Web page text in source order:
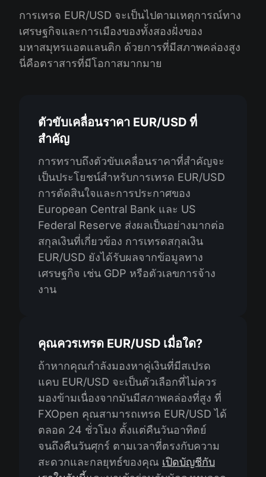
การเทรด EUR/USD จะเป็นไปตามเหตุการณ์ทาง
เศรษฐกิจและการเมืองของทั้งสองฝั่งของ
มหาสมุทรแอตแลนติก ด้วยการที่มีสภาพคล่องสูง
นี่คือตราสารที่มีโอกาสมากมาย
ตัวขับเคลื่อนราคา EUR/USD ที่
สำคัญ
การทราบถึงตัวขับเคลื่อนราคาที่สำคัญจะ
เป็นประโยชน์สำหรับการเทรด EUR/USD
การตัดสินใจและการประกาศของ
European Central Bank และ US
Federal Reserve ส่งผลเป็นอย่างมากต่อ
สกุลเงินที่เกี่ยวข้อง การเทรดสกุลเงิน
EUR/USD ยังได้รับผลจากข้อมูลทาง
เศรษฐกิจ เช่น GDP หรือตัวเลขการจ้าง
งาน
คุณควรเทรด EUR/USD เมื่อใด?
ถ้าหากคุณกำลังมองหาคู่เงินที่มีสเปรด
แคบ EUR/USD จะเป็นตัวเลือกที่ไม่ควร
มองข้ามเนื่องจากมันมีสภาพคล่องที่สูง ที่
FXOpen คุณสามารถเทรด EUR/USD ได้
ตลอด 24 ชั่วโมง ตั้งแต่คืนวันอาทิตย์
จนถึงคืนวันศุกร์ ตามเวลาที่ตรงกับความ
สะดวกและกลยุทธ์ของคุณ เปิดบัญชีกับ